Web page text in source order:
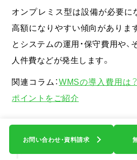
オンプレミス型は設備が必要に
高額になりやすい傾向がありま
とシステムの運用・保守費用や
人件費などが発生します。
関連コラム：WMSの導入費用は
ポイントをご紹介
WMS導入のメリッ
ト
AIアノテーションオフショア開発
小売業向け基幹システム 基幹船
株式会社ブライセン 物流営業部
〒104-0044 東京都中央区明石町８−
© 2025 BRYCEN Co., Ltd.
お問い合わせ・資料請求